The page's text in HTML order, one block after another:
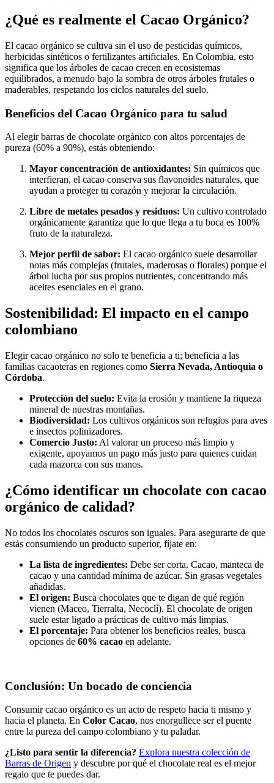
¿Qué es realmente el Cacao Orgánico?
El cacao orgánico se cultiva sin el uso de pesticidas químicos,
herbicidas sintéticos o fertilizantes artificiales. En Colombia, esto
significa que los árboles de cacao crecen en ecosistemas
equilibrados, a menudo bajo la sombra de otros árboles frutales o
maderables, respetando los ciclos naturales del suelo.
Beneficios del Cacao Orgánico para tu salud
Al elegir barras de chocolate orgánico con altos porcentajes de
pureza (60% a 90%), estás obteniendo:
Mayor concentración de antioxidantes: Sin químicos que
interfieran, el cacao conserva sus flavonoides naturales, que
ayudan a proteger tu corazón y mejorar la circulación.
Libre de metales pesados y residuos: Un cultivo controlado
orgánicamente garantiza que lo que llega a tu boca es 100%
fruto de la naturaleza.
Mejor perfil de sabor: El cacao orgánico suele desarrollar
notas más complejas (frutales, maderosas o florales) porque el
árbol lucha por sus propios nutrientes, concentrando más
aceites esenciales en el grano.
Sostenibilidad: El impacto en el campo
colombiano
Elegir cacao orgánico no solo te beneficia a ti; beneficia a las
familias cacaoteras en regiones como Sierra Nevada, Antioquia o
Córdoba.
Protección del suelo: Evita la erosión y mantiene la riqueza
mineral de nuestras montañas.
Biodiversidad: Los cultivos orgánicos son refugios para aves
e insectos polinizadores.
Comercio Justo: Al valorar un proceso más limpio y
exigente, apoyamos un pago más justo para quienes cuidan
cada mazorca con sus manos.
¿Cómo identificar un chocolate con cacao
orgánico de calidad?
No todos los chocolates oscuros son iguales. Para asegurarte de que
estás consumiendo un producto superior, fíjate en:
La lista de ingredientes: Debe ser corta. Cacao, manteca de
cacao y una cantidad mínima de azúcar. Sin grasas vegetales
añadidas.
El origen: Busca chocolates que te digan de qué región
vienen (Maceo, Tierralta, Necoclí). El chocolate de origen
suele estar ligado a prácticas de cultivo más limpias.
El porcentaje: Para obtener los beneficios reales, busca
opciones de 60% cacao en adelante.
Conclusión: Un bocado de conciencia
Consumir cacao orgánico es un acto de respeto hacia ti mismo y
hacia el planeta. En Color Cacao, nos enorgullece ser el puente
entre la pureza del campo colombiano y tu paladar.
¿Listo para sentir la diferencia? Explora nuestra colección de
Barras de Origen y descubre por qué el chocolate real es el mejor
regalo que te puedes dar.